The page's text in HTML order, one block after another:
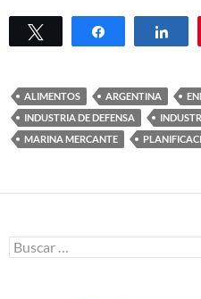
Twittear Compartir
ALIMENTOS ARGENTINA
INDUSTRIA DE DEFENSA
MARINA MERCANTE
Buscar: